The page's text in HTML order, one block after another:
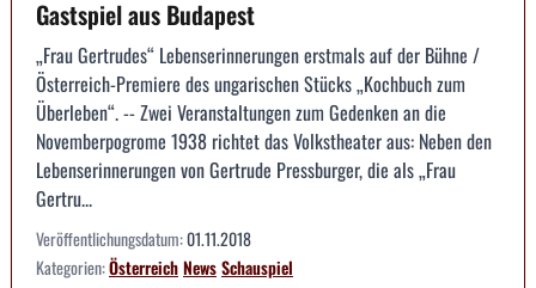
Gastspiel aus Budapest
„Frau Gertrudes“ Lebenserinnerungen erstmals auf der Bühne /
Österreich-Premiere des ungarischen Stücks „Kochbuch zum
Überleben“. -- Zwei Veranstaltungen zum Gedenken an die
Novemberpogrome 1938 richtet das Volkstheater aus: Neben den
Lebenserinnerungen von Gertrude Pressburger, die als „Frau
Gertru...
Veröffentlichungsdatum:01.11.2018
Kategorien:ÖsterreichNewsSchauspiel